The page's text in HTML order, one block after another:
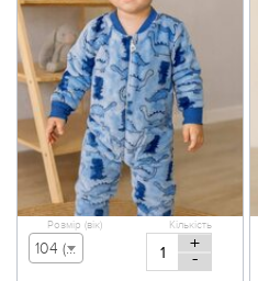
Розмір (вік)
104 (вік 3-4 р) - 479,00 грн
Кількість
+
-